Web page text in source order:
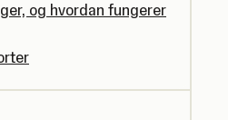
og hvordan fungerer